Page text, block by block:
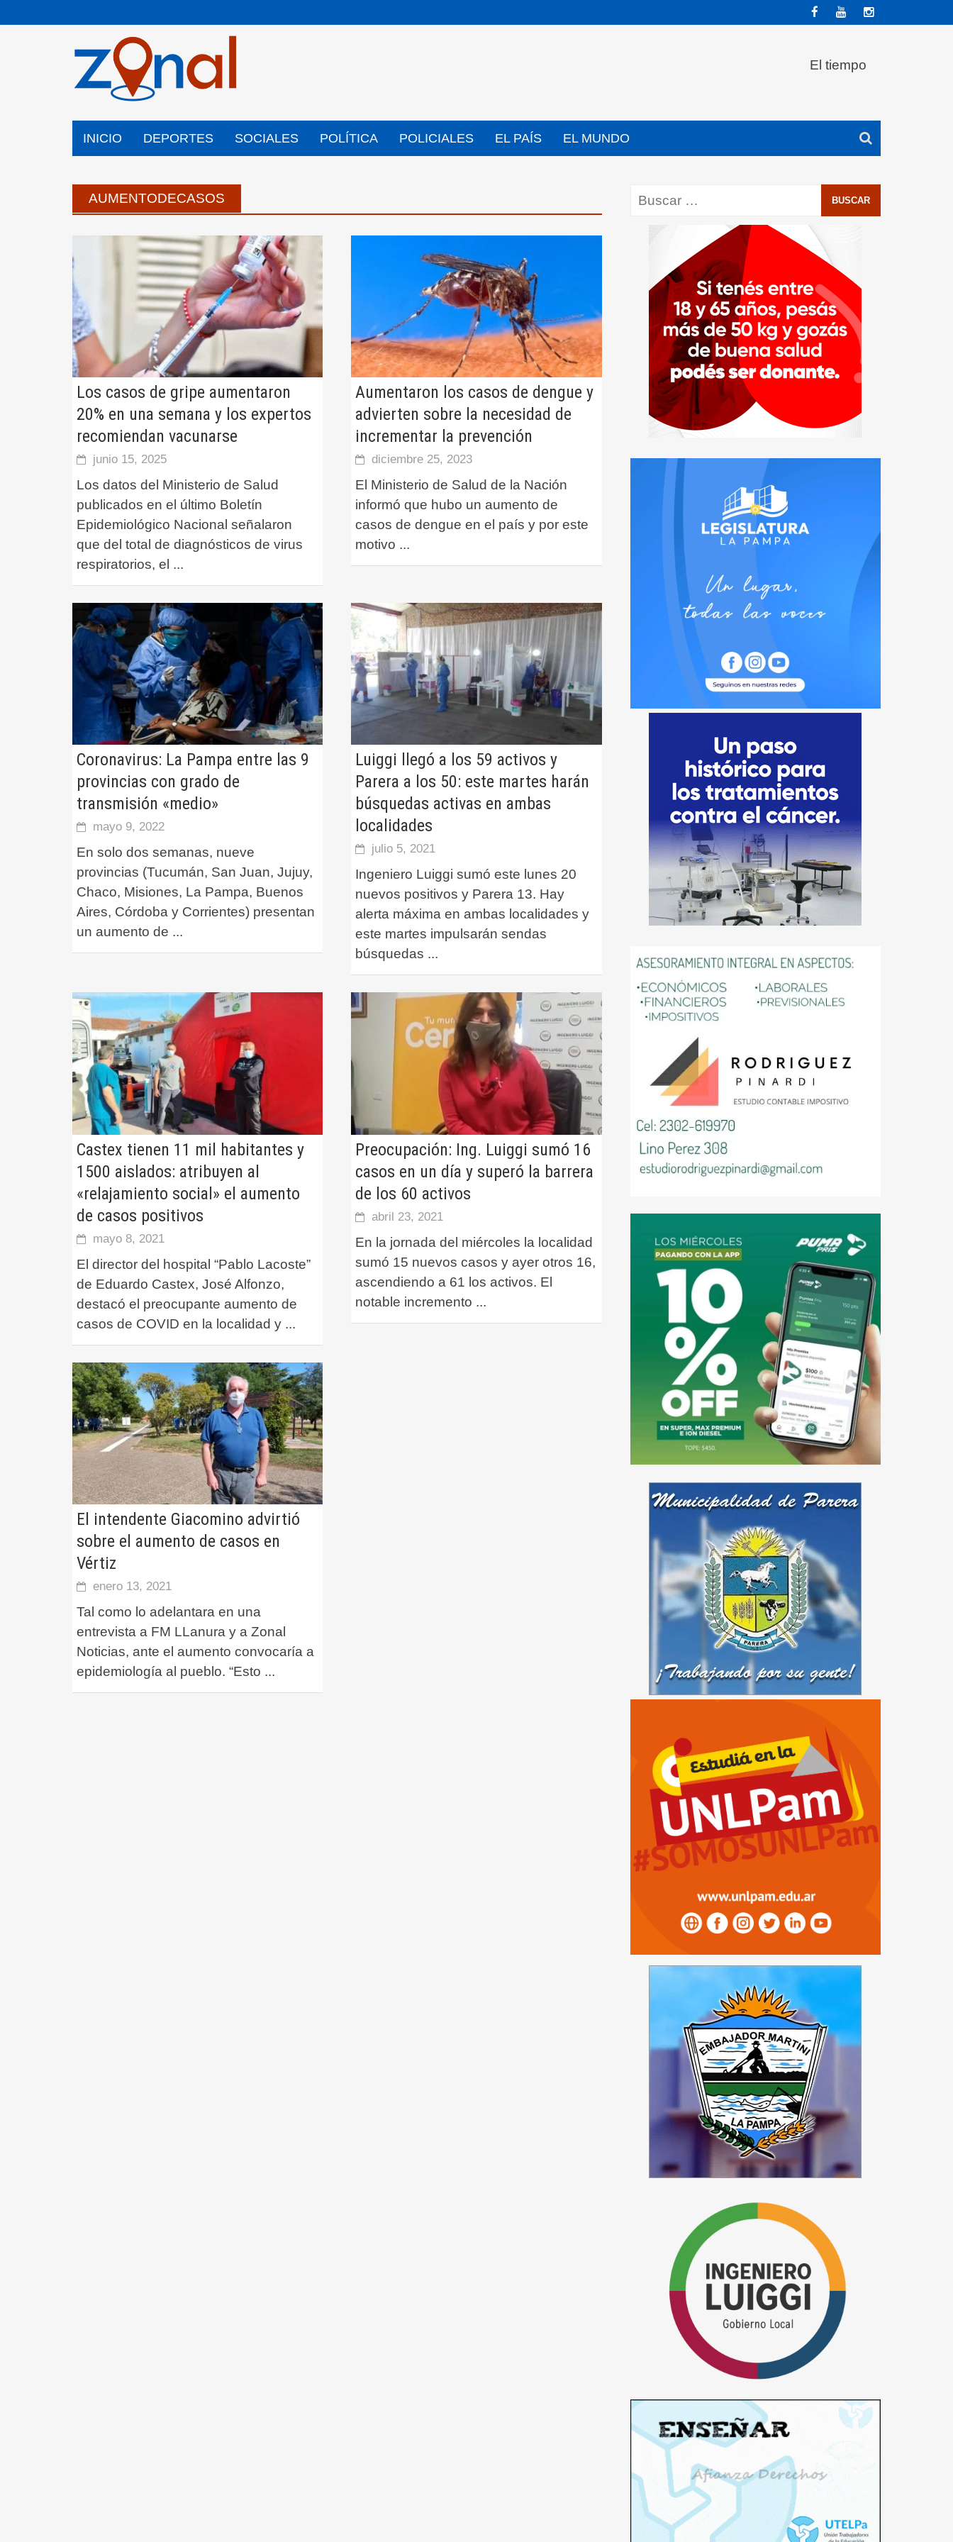
al
El tiempo
INICIO DEPORTES SOCIALES POLÍTICA POLICIALES EL PAÍS EL MUNDO
AUMENTODECASOS
Los casos de gripe aumentaron
20% en una semana y los expertos
recomiendan vacunarse
junio 15, 2025
Los datos del Ministerio de Salud
publicados en el último Boletín
Epidemiológico Nacional señalaron
que del total de diagnósticos de virus
respiratorios, el ...
Aumentaron los casos de dengue y
advierten sobre la necesidad de
incrementar la prevención
diciembre 25, 2023
El Ministerio de Salud de la Nación
informó que hubo un aumento de
casos de dengue en el país y por este
motivo ...
Coronavirus: La Pampa entre las 9
provincias con grado de
transmisión «medio»
mayo 9, 2022
En solo dos semanas, nueve
provincias (Tucumán, San Juan, Jujuy,
Chaco, Misiones, La Pampa, Buenos
Aires, Córdoba y Corrientes) presentan
un aumento de ...
Luiggi llegó a los 59 activos y
Parera a los 50: este martes harán
búsquedas activas en ambas
localidades
julio 5, 2021
Ingeniero Luiggi sumó este lunes 20
nuevos positivos y Parera 13. Hay
alerta máxima en ambas localidades y
este martes impulsarán sendas
búsquedas ...
Castex tienen 11 mil habitantes y
1500 aislados: atribuyen al
«relajamiento social» el aumento
de casos positivos
mayo 8, 2021
El director del hospital “Pablo Lacoste”
de Eduardo Castex, José Alfonzo,
destacó el preocupante aumento de
casos de COVID en la localidad y ...
Preocupación: Ing. Luiggi sumó 16
casos en un día y superó la barrera
de los 60 activos
abril 23, 2021
En la jornada del miércoles la localidad
sumó 15 nuevos casos y ayer otros 16,
ascendiendo a 61 los activos. El
notable incremento ...
El intendente Giacomino advirtió
sobre el aumento de casos en
Vértiz
enero 13, 2021
Tal como lo adelantara en una
entrevista a FM LLanura y a Zonal
Noticias, ante el aumento convocaría a
epidemiología al pueblo. “Esto ...
Buscar: